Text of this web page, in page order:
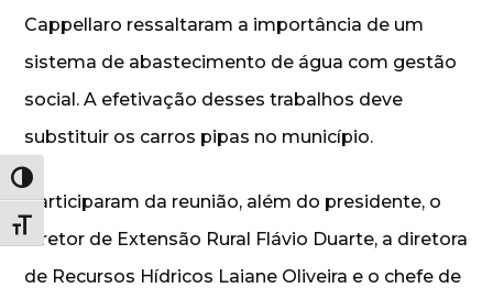
Alternar alto contraste
Alternar tamanho da fonte
Cappellaro ressaltaram a importância de um
sistema de abastecimento de água com gestão
social. A efetivação desses trabalhos deve
substituir os carros pipas no município.
Participaram da reunião, além do presidente, o
diretor de Extensão Rural Flávio Duarte, a diretora
de Recursos Hídricos Laiane Oliveira e o chefe de